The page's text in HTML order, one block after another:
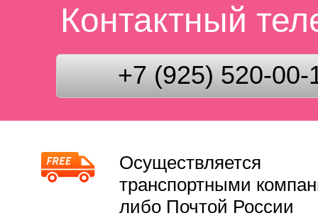
Контактный
+7 (925) 520-00-
Осуществляется
транспортными
либо Почтой России